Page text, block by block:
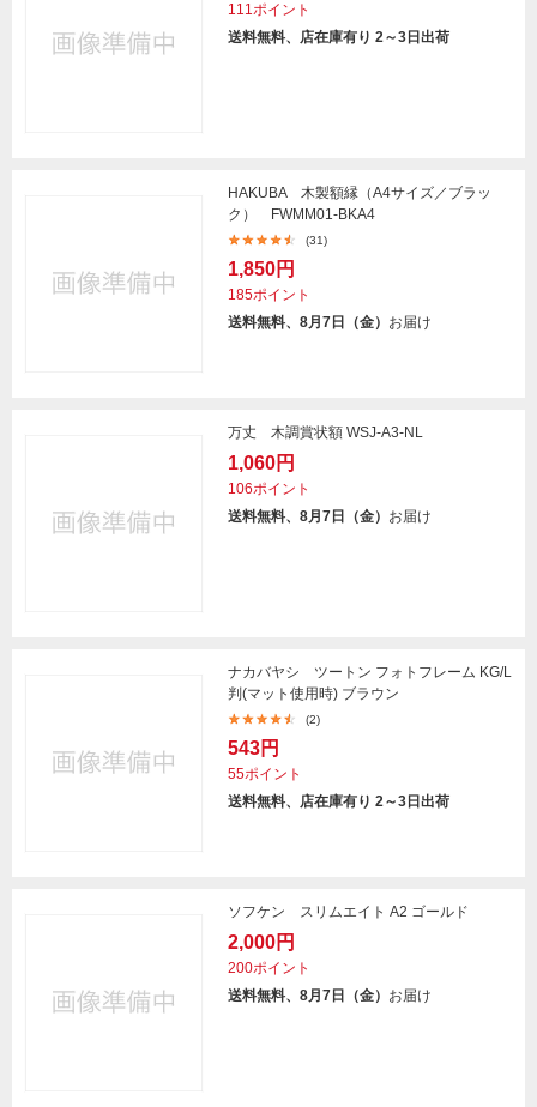
111ポイント
送料無料、店在庫有り 2～3日出荷
HAKUBA 木製額縁（A4サイズ／ブラッ
ク） FWMM01-BKA4
(31)
1,850円
185ポイント
送料無料、8月7日（金） お届け
万丈 木調賞状額 WSJ-A3-NL
1,060円
106ポイント
送料無料、8月7日（金） お届け
ナカバヤシ ツートン フォトフレーム KG/L
判(マット使用時) ブラウン
(2)
543円
55ポイント
送料無料、店在庫有り 2～3日出荷
ソフケン スリムエイト A2 ゴールド
2,000円
200ポイント
送料無料、8月7日（金） お届け